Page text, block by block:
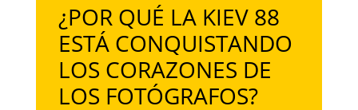
¿POR QUÉ LA KIEV 88
ESTÁ CONQUISTANDO
LOS CORAZONES DE
LOS FOTÓGRAFOS?